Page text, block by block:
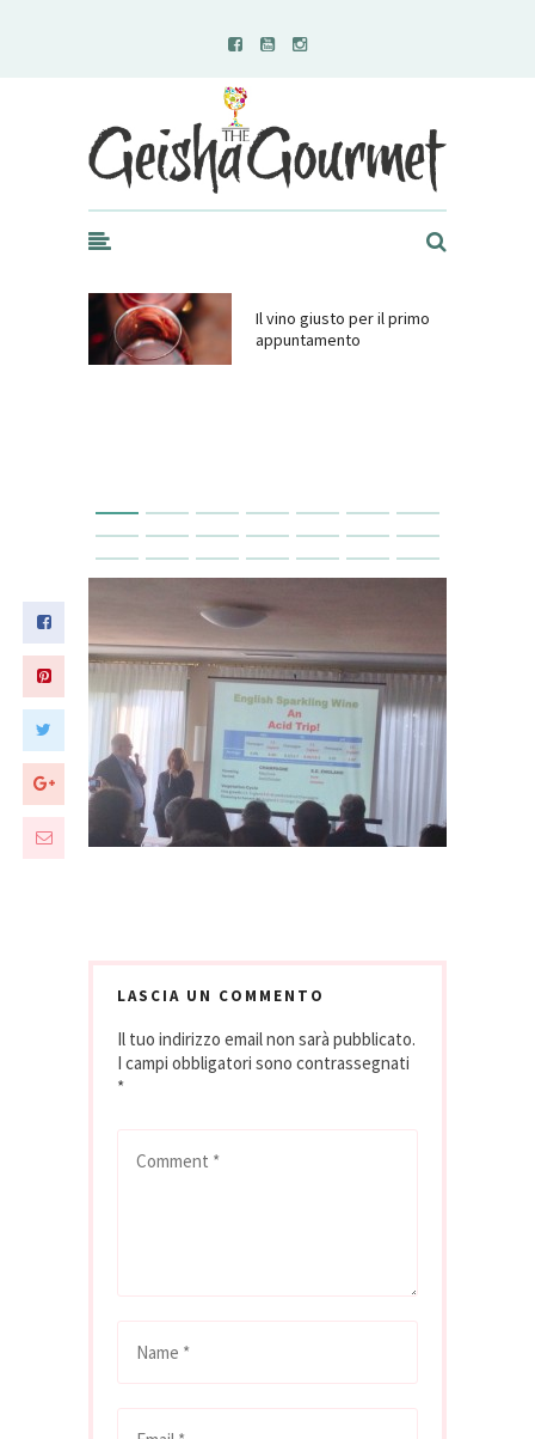
Geisha Gourmet
Il vino giusto per il primo
appuntamento
LASCIA UN COMMENTO
Il tuo indirizzo email non sarà pubblicato.
I campi obbligatori sono contrassegnati
*